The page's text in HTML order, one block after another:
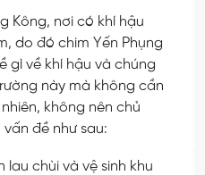
Kông, nơi có khí hậu
do đó chim Yến Phụng
gì về khí hậu và chúng
này mà không cần
không nên chủ
đề như sau:
chùi và vệ sinh khu